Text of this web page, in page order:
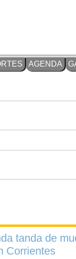
AGENDA
tanda de
Corrientes